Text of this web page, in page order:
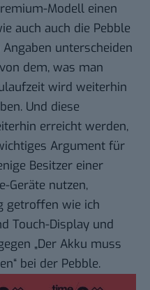
Modell einen
auch auch die Pebble
unterscheiden
dem, was man
wird weiterhin
Und diese
erreicht werden,
Argument für
Besitzer einer
Geräte nutzen,
getroffen wie ich
Touch-Display und
„Der Akku muss
bei der Pebble.